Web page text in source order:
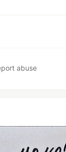
abuse